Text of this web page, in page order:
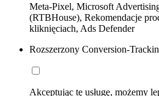
Meta-Pixel, Microsoft
(RTBHouse), Rekomendacje
kliknięciach, Ads Defender
Rozszerzony Conversion-
Akceptując tę usługę, możemy